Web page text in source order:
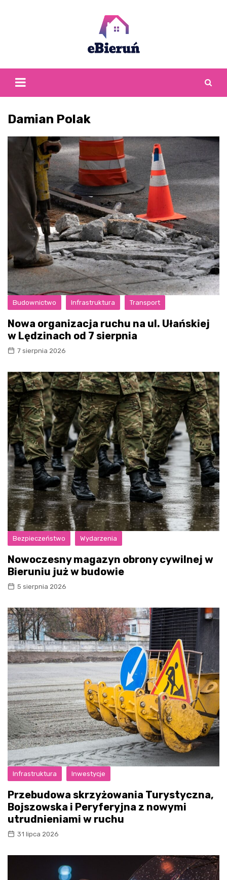
Damian Polak
Budownictwo Infrastruktura Transport
Nowa organizacja ruchu na ul. Ułańskiej
w Lędzinach od 7 sierpnia
7 sierpnia 2026
Bezpieczeństwo Wydarzenia
Nowoczesny magazyn obrony cywilnej w
Bieruniu już w budowie
5 sierpnia 2026
Infrastruktura Inwestycje
Przebudowa skrzyżowania Turystyczna,
Bojszowska i Peryferyjna z nowymi
utrudnieniami w ruchu
31 lipca 2026